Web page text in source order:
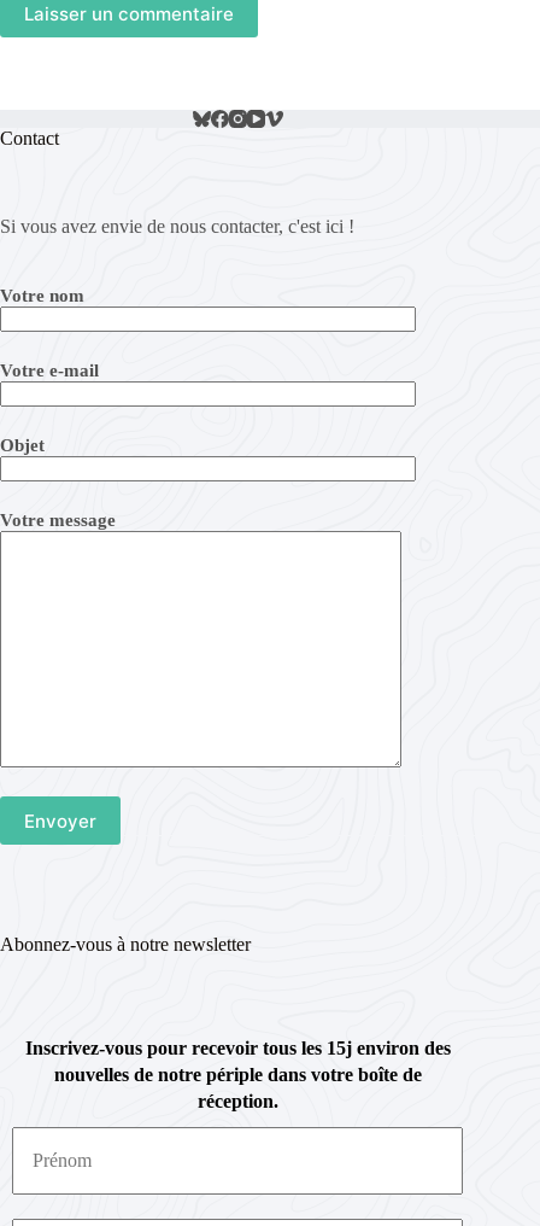
Laisser un commentaire
Contact
Si vous avez envie de nous contacter, c'est ici !
Votre nom
Votre e-mail
Objet
Votre message
Abonnez-vous à notre newsletter
Inscrivez-vous pour recevoir tous les 15j environ des
nouvelles de notre périple dans votre boîte de
réception.